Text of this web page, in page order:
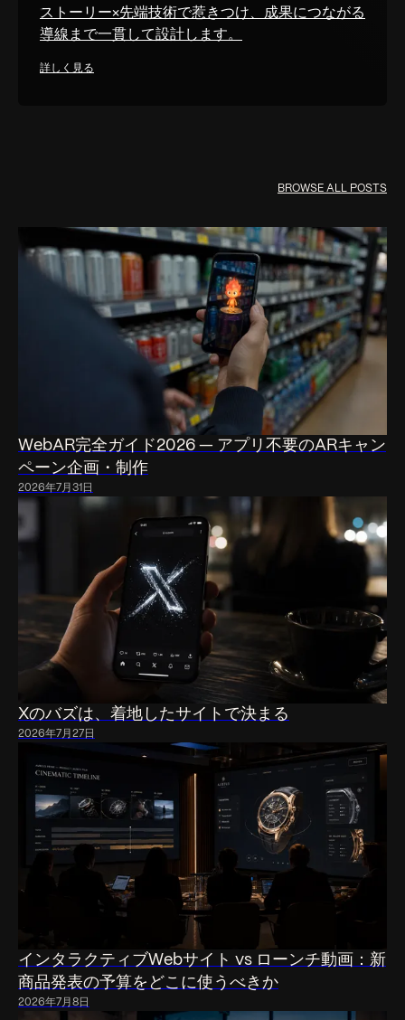
ストーリー×先端技術で惹きつけ、成果につながる
導線まで一貫して設計します。
詳しく見る
BROWSE ALL POSTS
WebAR完全ガイド2026 — アプリ不要のARキャン
ペーン企画・制作
2026年7月31日
Xのバズは、着地したサイトで決まる
2026年7月27日
インタラクティブWebサイト vs ローンチ動画：新
商品発表の予算をどこに使うべきか
2026年7月8日